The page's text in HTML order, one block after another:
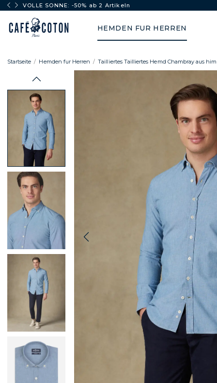
VOLLE SONNE: -50% ab 2 Artikeln
HEMDEN FUR HERREN
Startseite Hemden fur Herren Tailliertes Tailliertes Hemd Chambray aus